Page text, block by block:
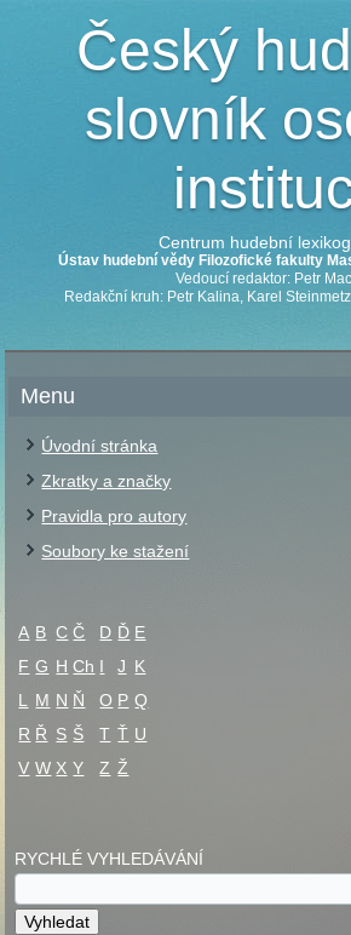
Český
slovník
Centrum hudební
Ústav hudební vědy Filozofické fakulty
Vedoucí redaktor: Petr
Redakční kruh: Petr Kalina, Karel
Menu
Úvodní stránka
Zkratky a značky
Pravidla pro autory
Soubory ke stažení
A B C Č D Ď E
F G H Ch I J K
L
M N Ň O P Q
R Ř S Š T Ť U
V W X Y Z Ž
RYCHLÉ VYHLEDÁVÁNÍ